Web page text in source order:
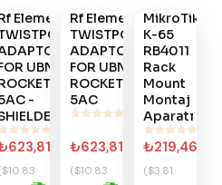
Elements
UBNT
-
#217
OUTLETRf Elements
TWISTPORT
ADAPTOR
FOR UBNT
ROCKET
5AC
₺623,81
($10.83
#680
Ver
MikroTik
K-65
RB4011
Rack
Mount
Montaj
Aparatı
₺219,46
($3.81